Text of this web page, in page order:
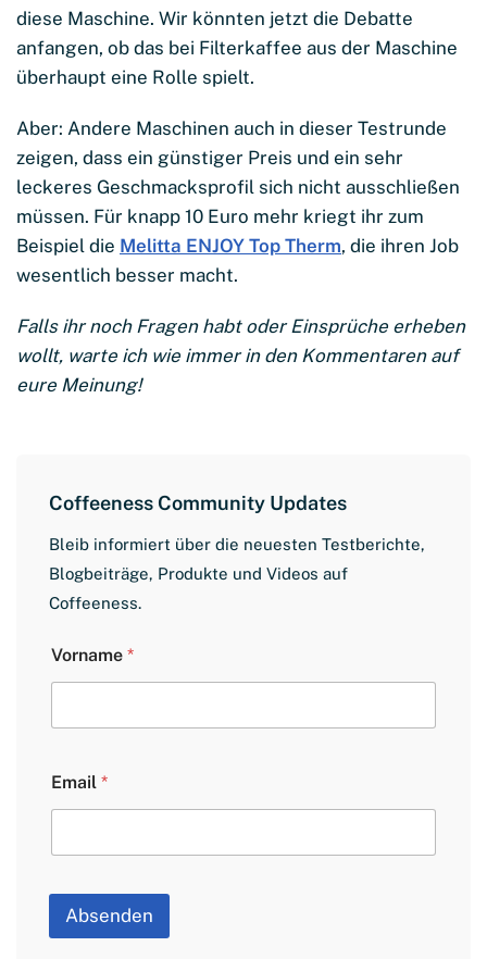
diese Maschine. Wir könnten jetzt die Debatte
anfangen, ob das bei Filterkaffee aus der Maschine
überhaupt eine Rolle spielt.
Aber: Andere Maschinen auch in dieser Testrunde
zeigen, dass ein günstiger Preis und ein sehr
leckeres Geschmacksprofil sich nicht ausschließen
müssen. Für knapp 10 Euro mehr kriegt ihr zum
Beispiel die Melitta ENJOY Top Therm, die ihren Job
wesentlich besser macht.
Falls ihr noch Fragen habt oder Einsprüche erheben
wollt, warte ich wie immer in den Kommentaren auf
eure Meinung!
Coffeeness Community Updates
Bleib informiert über die neuesten Testberichte,
Blogbeiträge, Produkte und Videos auf
Coffeeness.
a
y
u
m
a
Vorname *
Email *
Absenden